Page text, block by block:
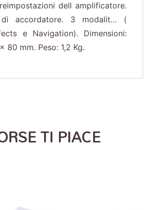
dell amplificatore.
di accordatore. 3 modalit… (
e Navigation). Dimensioni:
80 mm. Peso: 1,2 Kg.
TI PIACE